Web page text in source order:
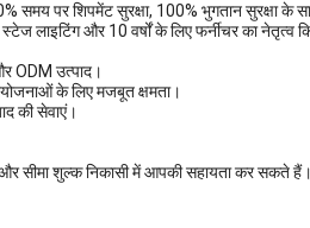
समय पर शिपमेंट सुरक्षा, 100% भुगतान सुरक्षा के
लाइटिंग और 10 वर्षों के लिए फर्नीचर का नेतृत्व
ODM उत्पाद।
के लिए मजबूत क्षमता।
की सेवाएं।
सीमा शुल्क निकासी में आपकी सहायता कर सकते